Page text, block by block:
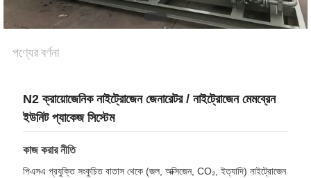
ম্যাপ
নীতি
পণ্যের বর্ণনা
N2 ক্রায়োজেনিক নাইট্রোজেন জেনারেটর / নাইট্রোজেন মেমব্রেন
ইউনিট প্যাকেজ সিস্টেম
কাজ করার নীতি
পিএসএ প্রযুক্তি সংকুচিত বাতাস থেকে (জল, অক্সিজেন, CO₂, ইত্যাদি) নাইট্রোজেন